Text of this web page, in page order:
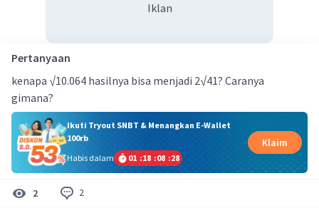
Iklan
Pertanyaan
kenapa √10.064 hasilnya bisa menjadi 2√41? Caranya
gimana?
Ikuti Tryout SNBT & Menangkan E-Wallet
100rb
Habis dalam
01 :18 :08 :28
Klaim
2 2